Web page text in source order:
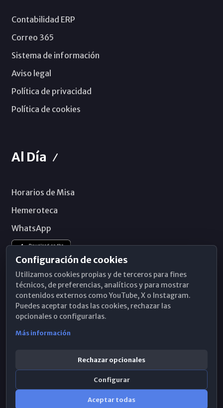
Contabilidad ERP
Correo 365
Sistema de información
Aviso legal
Política de privacidad
Política de cookies
Al Día
Horarios de Misa
Hemeroteca
WhatsApp
Configuración de cookies
Utilizamos cookies propias y de terceros para fines
técnicos, de preferencias, analíticos y para mostrar
contenidos externos como YouTube, X o Instagram.
Puedes aceptar todas las cookies, rechazar las
opcionales o configurarlas.
Más información
Rechazar opcionales
Configurar
Aceptar todas